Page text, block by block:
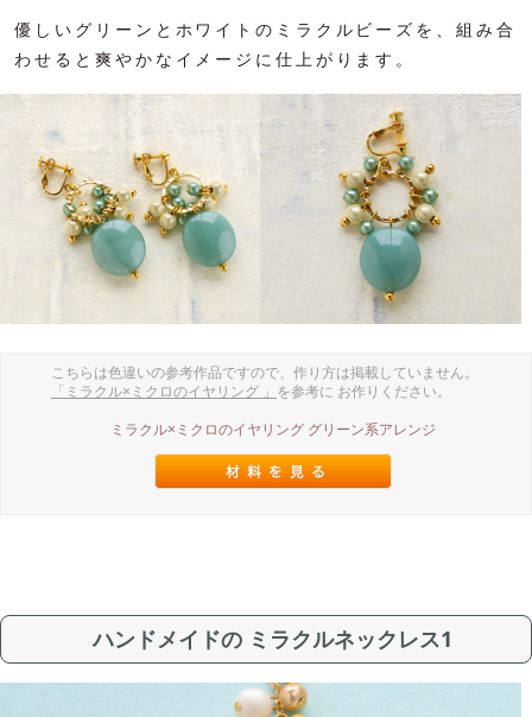
優しいグリーンとホワイトのミラクルビーズを、組み合
わせると爽やかなイメージに仕上がります。
こちらは色違いの参考作品ですので、作り方は掲載していません。
「ミラクル×ミクロのイヤリング 」 を参考に お作りください。
ミラクル×ミクロのイヤリング グリーン系アレンジ
ハンドメイドの ミラクルネックレス1